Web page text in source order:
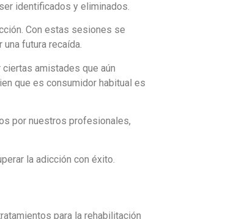
identificados y eliminados.
Con estas sesiones se
futura recaída.
amistades que aún
que es consumidor habitual es
por nuestros profesionales,
la adicción con éxito.
para la rehabilitación